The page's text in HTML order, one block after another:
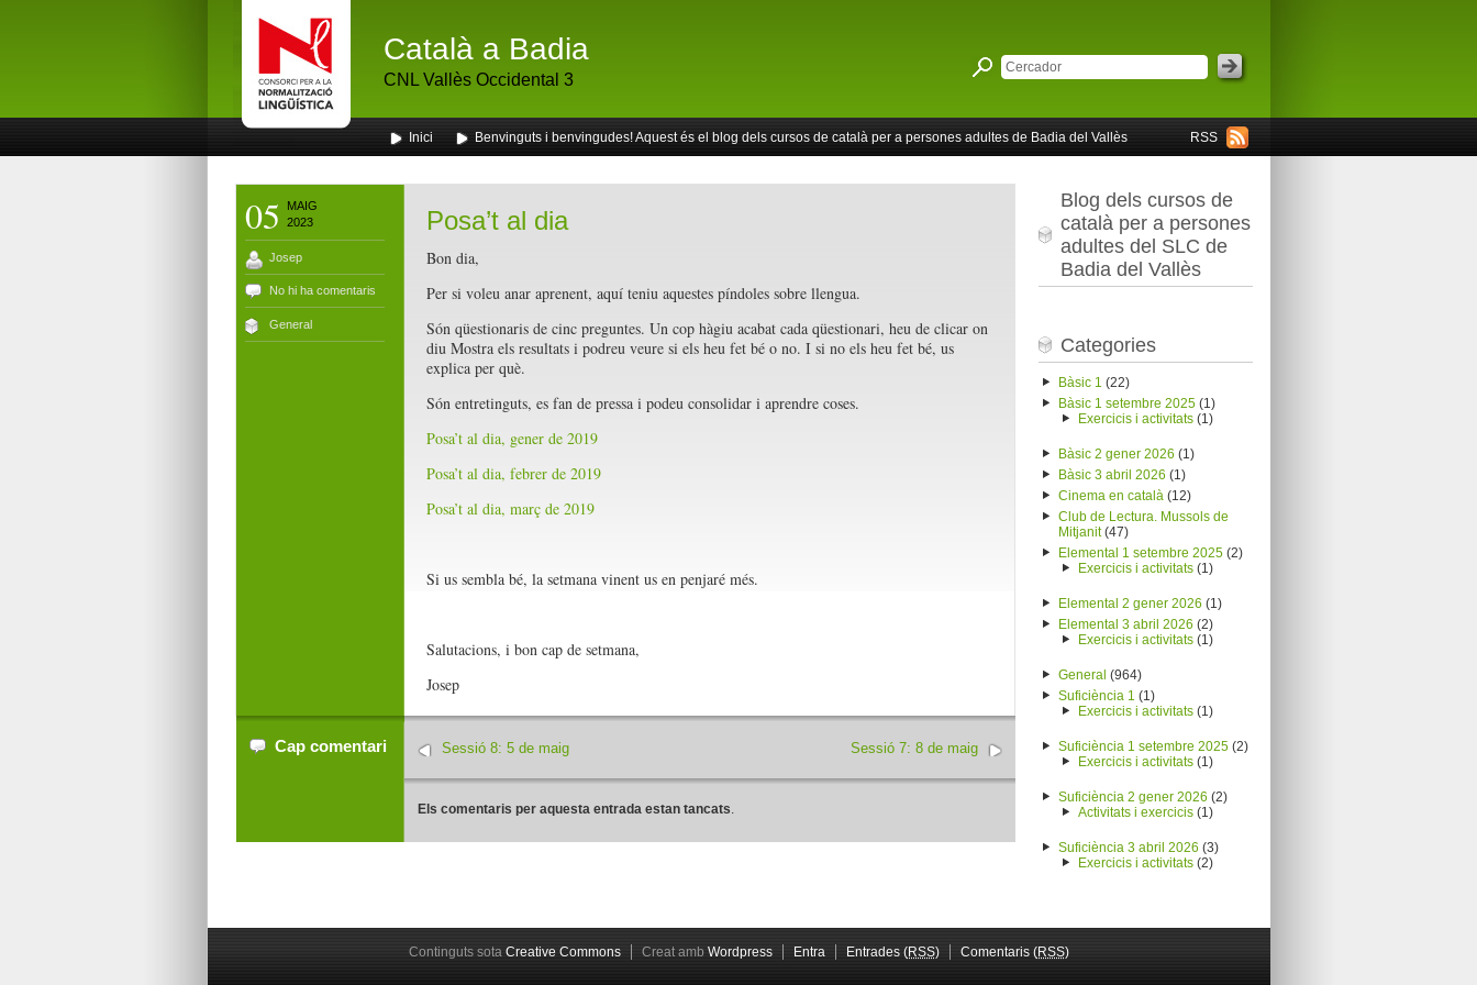
Català a Badia
CNL Vallès Occidental 3
RSS
Inici Benvinguts i benvingudes! Aquest és el blog dels cursos de català per a persones adultes de Badia del Vallès
05
MAIG
2023
Josep
No hi ha comentaris
General
Posa’t al dia
Bon dia,
Per si voleu anar aprenent, aquí teniu aquestes píndoles sobre llengua.
Són qüestionaris de cinc preguntes. Un cop hàgiu acabat cada qüestionari, heu de clicar on
diu Mostra els resultats i podreu veure si els heu fet bé o no. I si no els heu fet bé, us
explica per què.
Són entretinguts, es fan de pressa i podeu consolidar i aprendre coses.
Posa’t al dia, gener de 2019
Posa’t al dia, febrer de 2019
Posa’t al dia, març de 2019
Si us sembla bé, la setmana vinent us en penjaré més.
Salutacions, i bon cap de setmana,
Josep
Cap comentari Sessió 7: 8 de maig
Sessió 8: 5 de maig
Els comentaris per aquesta entrada estan tancats.
Blog dels cursos de
català per a persones
adultes del SLC de
Badia del Vallès
Categories
Bàsic 1 (22)
Bàsic 1 setembre 2025(1)
Exercicis i activitats(1)
Bàsic 2 gener 2026 (1)
Bàsic 3 abril 2026 (1)
Cinema en català(12)
Club de Lectura. Mussols de
Mitjanit(47)
Elemental 1 setembre 2025(2)
Exercicis i activitats(1)
Elemental 2 gener 2026 (1)
Elemental 3 abril 2026 (2)
Exercicis i activitats(1)
General (964)
Suficiència 1 (1)
Exercicis i activitats(1)
Suficiència 1 setembre 2025(2)
Exercicis i activitats(1)
Suficiència 2 gener 2026 (2)
Activitats i exercicis(1)
Suficiència 3 abril 2026 (3)
Exercicis i activitats(2)
Continguts sota Creative Commons Creat amb Wordpress Entra Entrades (RSS) Comentaris (RSS)